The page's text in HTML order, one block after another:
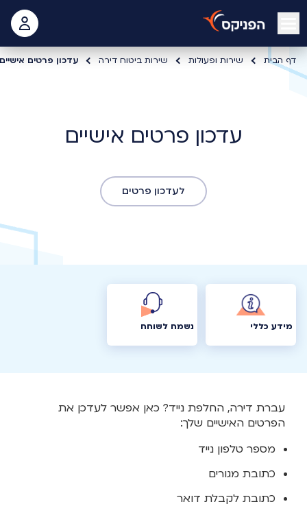
open mobile menu
דף הבית שירות ופעולות שירות ביטוח דירה עדכון פרטים אישיים
עדכון פרטים אישיים
לעדכון פרטים
מידע כללי נשמח לשוחח
עברת דירה, החלפת נייד? כאן אפשר לעדכן את
הפרטים האישיים שלך:
מספר טלפון נייד
כתובת מגורים
כתובת לקבלת דואר